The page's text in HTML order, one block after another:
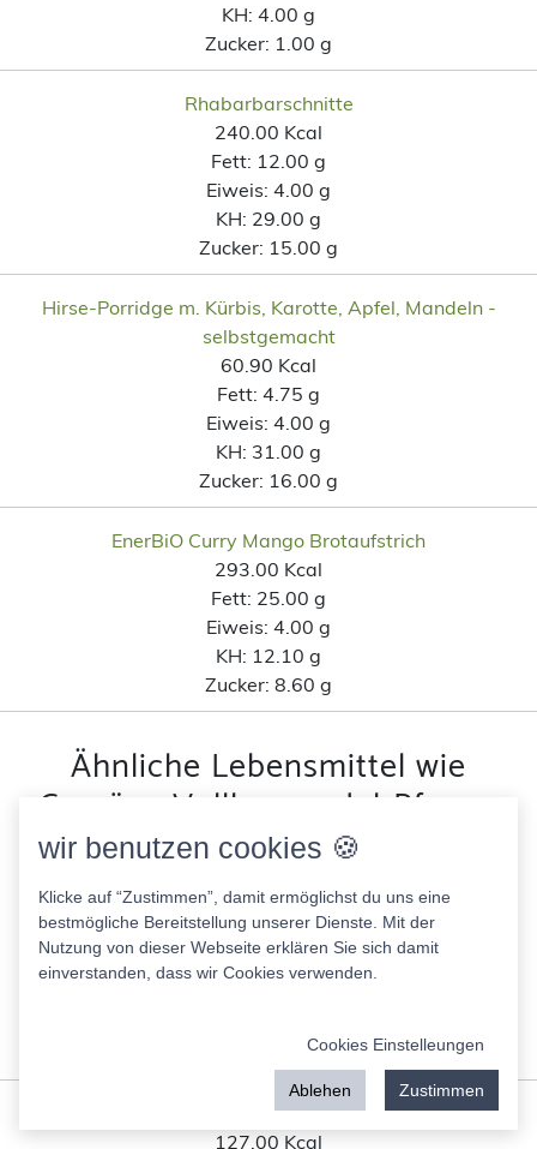
KH: 4.00 g
Zucker: 1.00 g
Rhabarbarschnitte
240.00 Kcal
Fett: 12.00 g
Eiweis: 4.00 g
KH: 29.00 g
Zucker: 15.00 g
Hirse-Porridge m. Kürbis, Karotte, Apfel, Mandeln -
selbstgemacht
60.90 Kcal
Fett: 4.75 g
Eiweis: 4.00 g
KH: 31.00 g
Zucker: 16.00 g
EnerBiO Curry Mango Brotaufstrich
293.00 Kcal
Fett: 25.00 g
Eiweis: 4.00 g
KH: 12.10 g
Zucker: 8.60 g
Ähnliche Lebensmittel wie
Gemüse-Vollkornnudel-Pfanne
nach Kohlenhydratanteil
Vehappy vegane Bolognese Sauce
51.00 Kcal
Fett:0.70 g
3.10 g
Blumenkohlpüree keto
127.00 Kcal
wir benutzen cookies 🍪
Klicke auf “Zustimmen”, damit ermöglichst du uns eine
bestmögliche Bereitstellung unserer Dienste. Mit der
Nutzung von dieser Webseite erklären Sie sich damit
einverstanden, dass wir Cookies verwenden.
Cookies Einstelleungen
Ablehen Zustimmen